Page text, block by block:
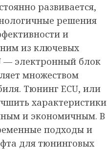
развивается,
решения
и
из ключевых
— электронный блок
множеством
Тюнинг ECU, или
характеристики
и экономичным. В
подходы и
для тюнинговых